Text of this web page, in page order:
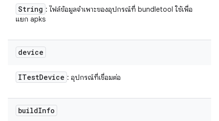
String : ไฟล์ข้อมูลจำเพาะของอุปกรณ์ที่ bundletool ใช้เพื่อ
แยก apks
device
ITestDevice : อุปกรณ์ที่เชื่อมต่อ
buildInfo